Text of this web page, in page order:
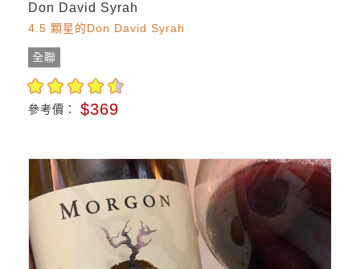
Don David Syrah
4.5 顆星的Don David Syrah
全聯
參考價： $369